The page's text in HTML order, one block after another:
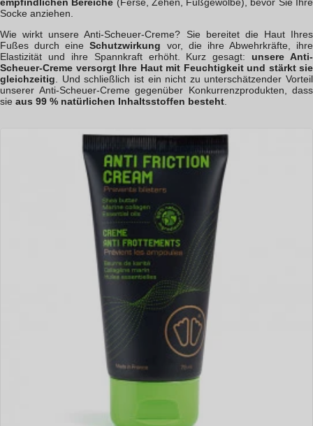
empfindlichen Bereiche (Ferse, Zehen, Fußgewölbe), bevor Sie Ihre
Socke anziehen.
Wie wirkt unsere Anti-Scheuer-Creme? Sie bereitet die Haut Ihres
Fußes durch eineSchutzwirkung vor, die ihre Abwehrkräfte, ihre
Elastizität und ihre Spannkraft erhöht. Kurz gesagt: unsere Anti-
Scheuer-Creme versorgt Ihre Haut mit Feuchtigkeit und stärkt sie
gleichzeitig. Und schließlich ist ein nicht zu unterschätzender Vorteil
unserer Anti-Scheuer-Creme gegenüber Konkurrenzprodukten, dass
sie aus 99 % natürlichen Inhaltsstoffen besteht.